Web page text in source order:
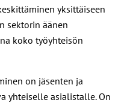
yksittäiseen
sektorin äänen
koko työyhteisön
on jäsenten ja
yhteiselle asialistalle. On